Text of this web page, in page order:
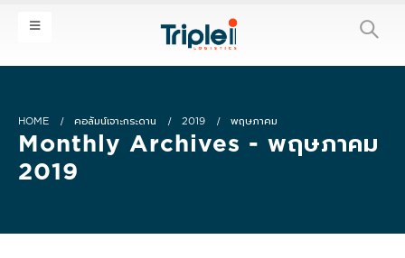
HOME คอลัมน์เจาะกระดาน 2019 พฤษภาคม
Monthly Archives - พฤษภาคม
2019